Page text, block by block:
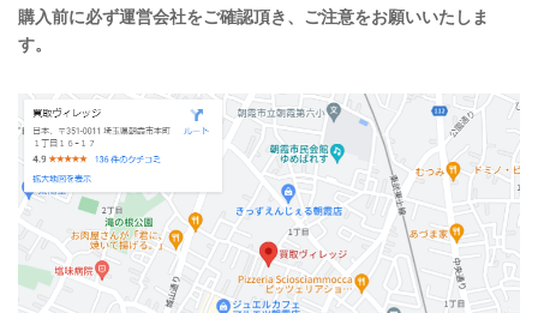
購入前に必ず運営会社をご確認頂き、ご注意をお願いいたしま
す。